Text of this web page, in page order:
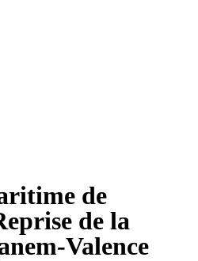
de
de la
Valence